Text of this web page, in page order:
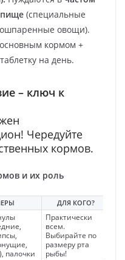
пище (специальные
ошпаренные овощи).
кормом +
на день.
– ключ к
Чередуйте
кормов.
и их роль
ДЛЯ КОГО?
палочки
Практически
всем.
Выбирайте по
размеру рта
рыбы!